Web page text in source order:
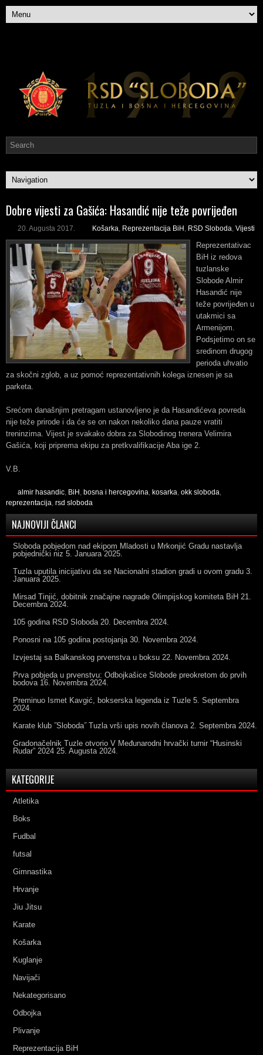
Dobre vijesti za Gašića: Hasandić nije teže povrijeđen
20. Augusta 2017. Košarka Reprezentacija BiH RSD Sloboda Vijesti
Reprezentativac
BiH iz redova
tuzlanske
Slobode Almir
Hasandić nije
teže povrijeđen u
utakmici sa
Armenijom.
Podsjetimo on se
sredinom drugog
perioda uhvatio
za skočni zglob, a uz pomoć reprezentativnih kolega iznesen je sa
parketa.
Srećom današnjim pretragam ustanovljeno je da Hasandićeva povreda
nije teže prirode i da će se on nakon nekoliko dana pauze vratiti
treninzima. Vijest je svakako dobra za Slobodinog trenera Velimira
Gašića, koji priprema ekipu za pretkvalifikacije Aba ige 2.
V.B.
almir hasandic BiH bosna i hercegovina kosarka okk sloboda
reprezentacija rsd sloboda
NAJNOVIJI ČLANCI
Sloboda pobjedom nad ekipom Mladosti u Mrkonjić Gradu nastavlja
pobjednički niz 5. Januara 2025.
Tuzla uputila inicijativu da se Nacionalni stadion gradi u ovom gradu 3.
Januara 2025.
Mirsad Tinjić, dobitnik značajne nagrade Olimpijskog komiteta BiH 21.
Decembra 2024.
105 godina RSD Sloboda 20. Decembra 2024.
Ponosni na 105 godina postojanja 30. Novembra 2024.
Izvjestaj sa Balkanskog prvenstva u boksu 22. Novembra 2024.
Prva pobjeda u prvenstvu: Odbojkašice Slobode preokretom do prvih
bodova 16. Novembra 2024.
Preminuo Ismet Kavgić, bokserska legenda iz Tuzle 5. Septembra
2024.
Karate klub ˝Sloboda˝ Tuzla vrši upis novih članova 2. Septembra 2024.
Gradonačelnik Tuzle otvorio V Međunarodni hrvački turnir “Husinski
Rudar” 2024 25. Augusta 2024.
KATEGORIJE
Atletika
Boks
Fudbal
futsal
Gimnastika
Hrvanje
Jiu Jitsu
Karate
Košarka
Kuglanje
Navijači
Nekategorisano
Odbojka
Plivanje
Reprezentacija BiH